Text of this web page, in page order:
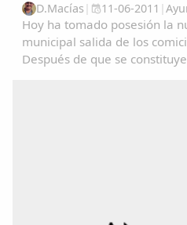
D.Macías | 11-06-2011 |
Hoy ha tomado posesión la
municipal salida de los
Después de que se